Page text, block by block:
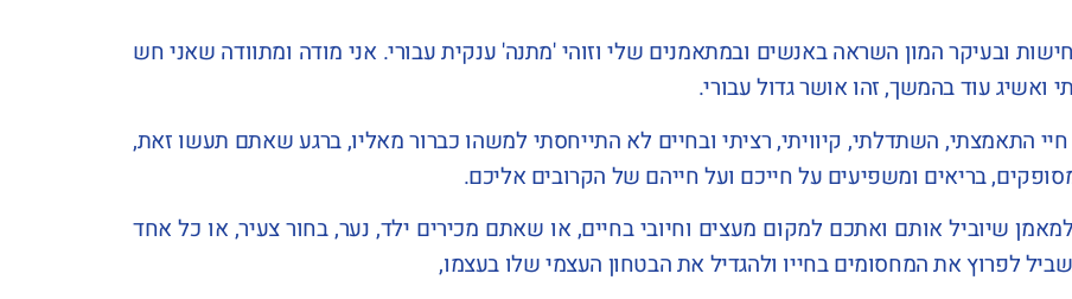
ובעיקר המון השראה באנשים ובמתאמנים שלי וזוהי 'מתנה' ענקית עבורי. אני מודה ומתוודה שאני חש
עוד בהמשך, זהו אושר גדול עבורי.
התאמצתי, השתדלתי, קיוויתי, רציתי ובחיים לא התייחסתי למשהו כברור מאליו, ברגע שאתם תעשו זאת,
בריאים ומשפיעים על חייכם ועל חייהם של הקרובים אליכם.
שיוביל אותם ואתכם למקום מעצים וחיובי בחיים, או שאתם מכירים ילד, נער, בחור צעיר, או כל אחד
לפרוץ את המחסומים בחייו ולהגדיל את הבטחון העצמי שלו בעצמו,